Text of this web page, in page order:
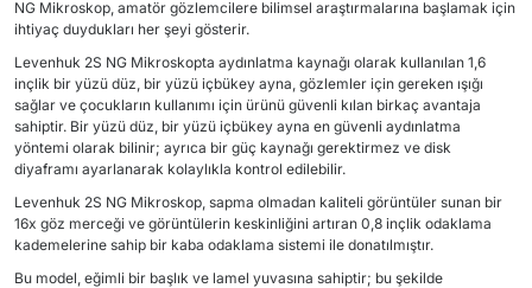
NG Mikroskop, amatör gözlemcilere bilimsel araştırmalarına başlamak için
ihtiyaç duydukları her şeyi gösterir.
Levenhuk 2S NG Mikroskopta aydınlatma kaynağı olarak kullanılan 1,6
inçlik bir yüzü düz, bir yüzü içbükey ayna, gözlemler için gereken ışığı
sağlar ve çocukların kullanımı için ürünü güvenli kılan birkaç avantaja
sahiptir. Bir yüzü düz, bir yüzü içbükey ayna en güvenli aydınlatma
yöntemi olarak bilinir; ayrıca bir güç kaynağı gerektirmez ve disk
diyaframı ayarlanarak kolaylıkla kontrol edilebilir.
Levenhuk 2S NG Mikroskop, sapma olmadan kaliteli görüntüler sunan bir
16x göz merceği ve görüntülerin keskinliğini artıran 0,8 inçlik odaklama
kademelerine sahip bir kaba odaklama sistemi ile donatılmıştır.
Bu model, eğimli bir başlık ve lamel yuvasına sahiptir; bu şekilde